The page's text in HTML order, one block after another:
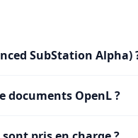
SubStation Alpha)
documents OpenL ?